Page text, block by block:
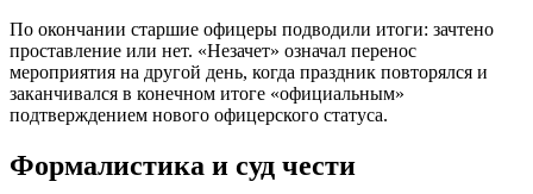
По окончании старшие офицеры подводили итоги: зачтено
проставление или нет. «Незачет» означал перенос
мероприятия на другой день, когда праздник повторялся и
заканчивался в конечном итоге «официальным»
подтверждением нового офицерского статуса.
Формалистика и суд чести